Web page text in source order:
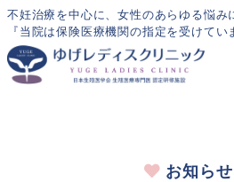
不妊治療を中心に、女性のあらゆる悩み
『当院は保険医療機関の指定を受けてい
お知ら